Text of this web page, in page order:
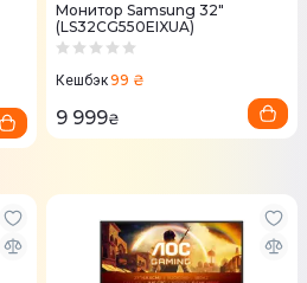
Монитор Samsung 32"
(LS32CG550EIXUA)
Кешбэк99 ₴
9 999₴